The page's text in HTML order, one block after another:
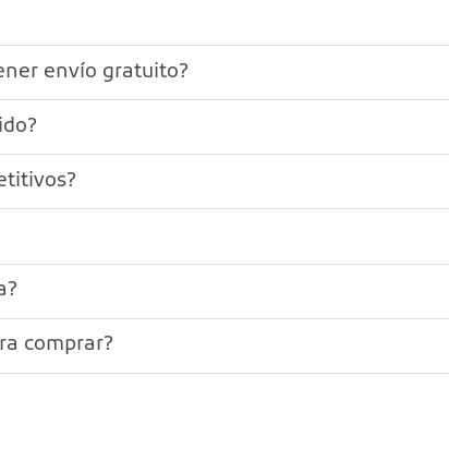
envío gratuito?
comprar?